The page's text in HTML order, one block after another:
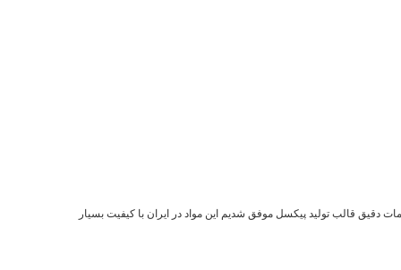
دقیق قالب تولید پیکسل موفق شدیم این مواد در ایران با کیفیت بسیار